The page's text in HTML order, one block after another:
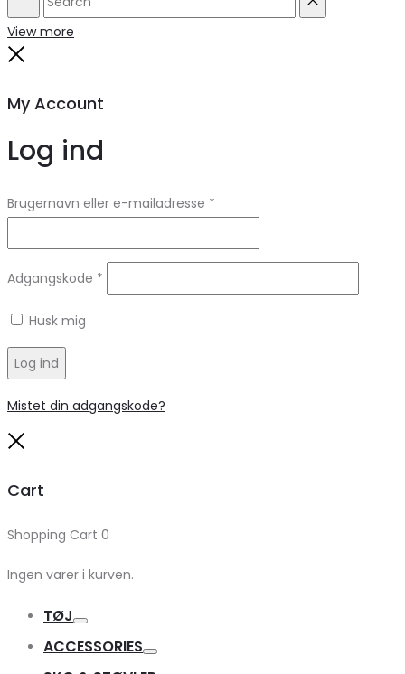
Search
View more
My Account
Log ind
Brugernavn eller e-mailadresse *
Adgangskode *
Husk mig
Log ind
Mistet din adgangskode?
Cart
Shopping Cart 0
Ingen varer i kurven.
TØJ
ACCESSORIES